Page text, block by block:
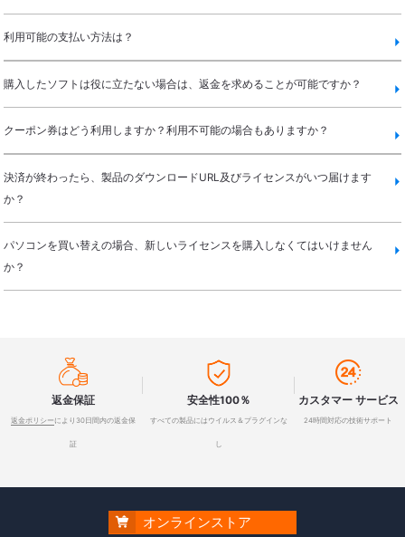
利用可能の支払い方法は？
購入したソフトは役に立たない場合は、返金を求めることが可能ですか？
クーポン券はどう利用しますか？利用不可能の場合もありますか？
決済が終わったら、製品のダウンロードURL及びライセンスがいつ届けます
か？
パソコンを買い替えの場合、新しいライセンスを購入しなくてはいけません
か？

返金保証
返金ポリシー により30日間内の返金保
証

安全性100％
すべての製品にはウイルス＆プラグインな
し

カスタマー サービス
24時間対応の技術サポート
 オンラインストア